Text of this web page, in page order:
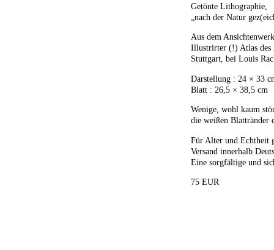
Getönte Lithographie,
„nach der Natur
Aus dem
Illustrirter (!) Atlas
Stuttgart, bei Louis
Darstellung : 24 × 33
Blatt : 26,5 × 38,5 cm
Wenige, wohl kaum
die weißen Blattränder
Für Alter und Echtheit
Versand innerhalb
Eine sorgfältige und
75 EUR